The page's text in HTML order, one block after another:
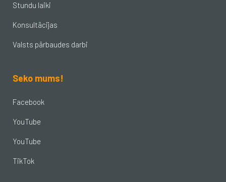
Stundu laiki
Konsultācijas
Valsts pārbaudes darbi
Seko mums!
Facebook
YouTube
YouTube
TikTok